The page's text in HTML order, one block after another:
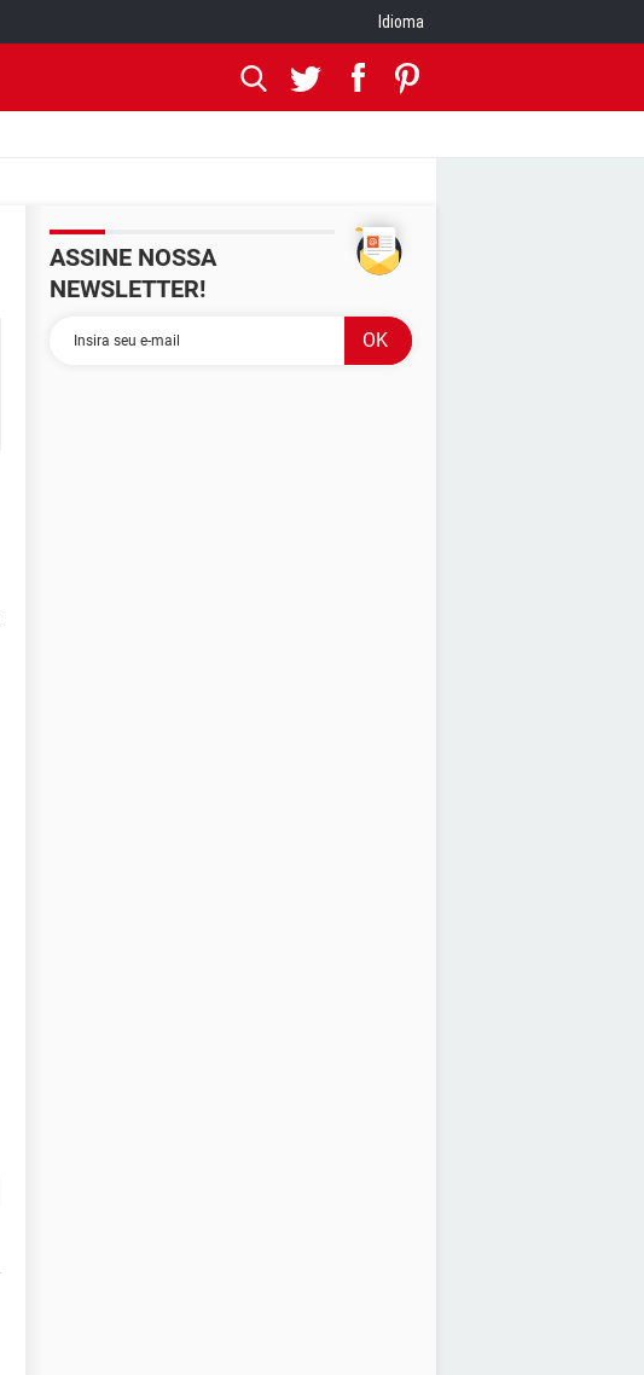
Idioma
ASSINE NOSSA
NEWSLETTER!